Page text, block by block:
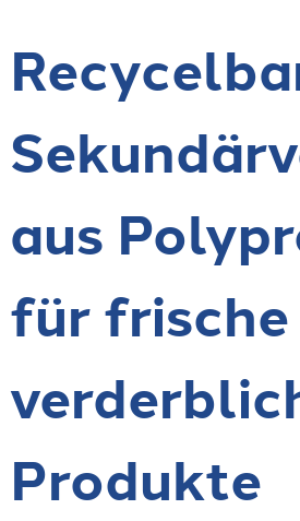
aus
für frische
Produkte